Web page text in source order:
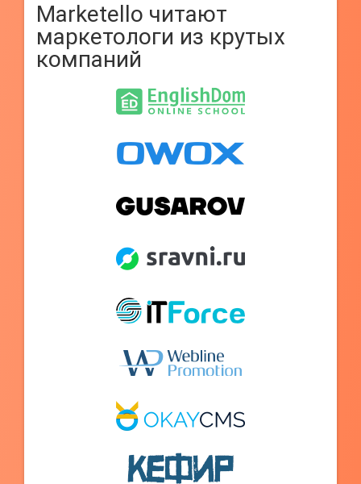
Marketello читают
маркетологи из крутых
компаний